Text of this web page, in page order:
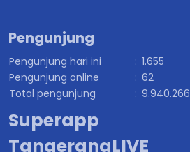
Pengunjung
Pengunjung hari ini : 1.655
Pengunjung online
: 62
Total pengunjung
: 9.940.266
Superapp
TangerangLIVE